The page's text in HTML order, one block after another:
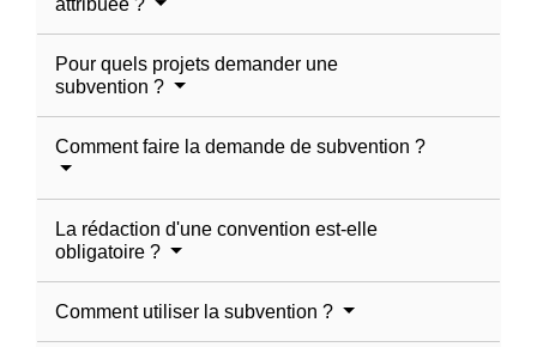
attribuée ?
Pour quels projets demander une
subvention ?
Comment faire la demande de subvention ?
La rédaction d'une convention est-elle
obligatoire ?
Comment utiliser la subvention ?